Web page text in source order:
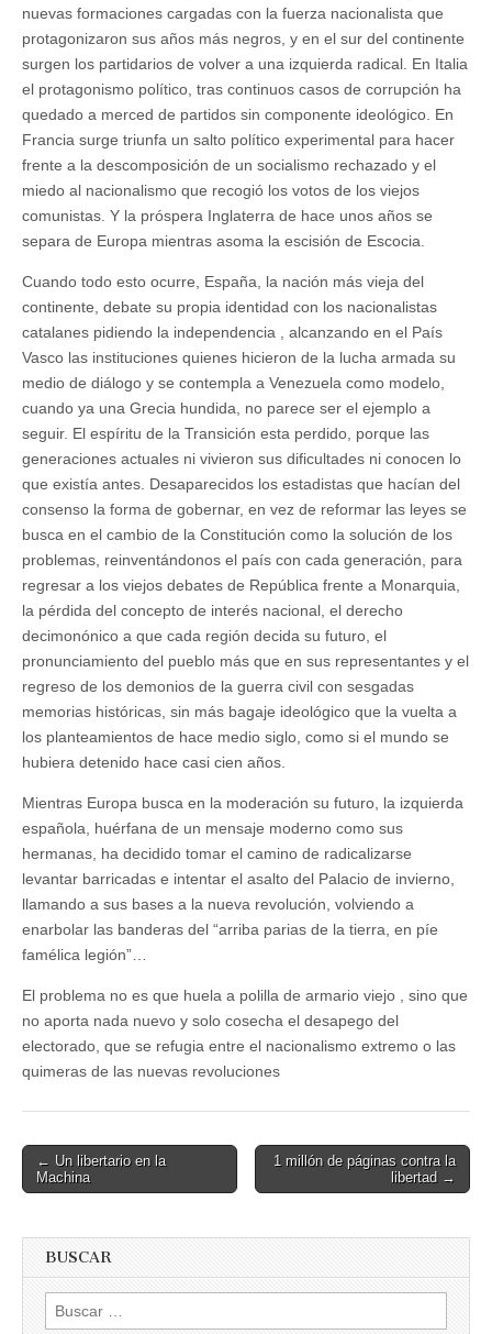
nuevas formaciones cargadas con la fuerza nacionalista que
protagonizaron sus años más negros, y en el sur del continente
surgen los partidarios de volver a una izquierda radical. En Italia
el protagonismo político, tras continuos casos de corrupción ha
quedado a merced de partidos sin componente ideológico. En
Francia surge triunfa un salto político experimental para hacer
frente a la descomposición de un socialismo rechazado y el
miedo al nacionalismo que recogió los votos de los viejos
comunistas. Y la próspera Inglaterra de hace unos años se
separa de Europa mientras asoma la escisión de Escocia.
Cuando todo esto ocurre, España, la nación más vieja del
continente, debate su propia identidad con los nacionalistas
catalanes pidiendo la independencia , alcanzando en el País
Vasco las instituciones quienes hicieron de la lucha armada su
medio de diálogo y se contempla a Venezuela como modelo,
cuando ya una Grecia hundida, no parece ser el ejemplo a
seguir. El espíritu de la Transición esta perdido, porque las
generaciones actuales ni vivieron sus dificultades ni conocen lo
que existía antes. Desaparecidos los estadistas que hacían del
consenso la forma de gobernar, en vez de reformar las leyes se
busca en el cambio de la Constitución como la solución de los
problemas, reinventándonos el país con cada generación, para
regresar a los viejos debates de República frente a Monarquia,
la pérdida del concepto de interés nacional, el derecho
decimonónico a que cada región decida su futuro, el
pronunciamiento del pueblo más que en sus representantes y el
regreso de los demonios de la guerra civil con sesgadas
memorias históricas, sin más bagaje ideológico que la vuelta a
los planteamientos de hace medio siglo, como si el mundo se
hubiera detenido hace casi cien años.
Mientras Europa busca en la moderación su futuro, la izquierda
española, huérfana de un mensaje moderno como sus
hermanas, ha decidido tomar el camino de radicalizarse
levantar barricadas e intentar el asalto del Palacio de invierno,
llamando a sus bases a la nueva revolución, volviendo a
enarbolar las banderas del “arriba parias de la tierra, en píe
famélica legión”…
El problema no es que huela a polilla de armario viejo , sino que
no aporta nada nuevo y solo cosecha el desapego del
electorado, que se refugia entre el nacionalismo extremo o las
quimeras de las nuevas revoluciones
Post
navigation
← Un libertario en la
Machina
1 millón de páginas contra la
libertad →
BUSCAR
Buscar: